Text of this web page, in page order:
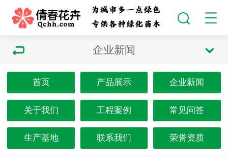
企业新闻
首页 产品展示 企业新闻
关于我们 工程案例 常见问答
生产基地 联系我们 荣誉资质